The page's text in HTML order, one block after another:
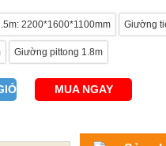
2200*1600*1100mm Giường
Giường pittong 1.8m
MUA NGAY